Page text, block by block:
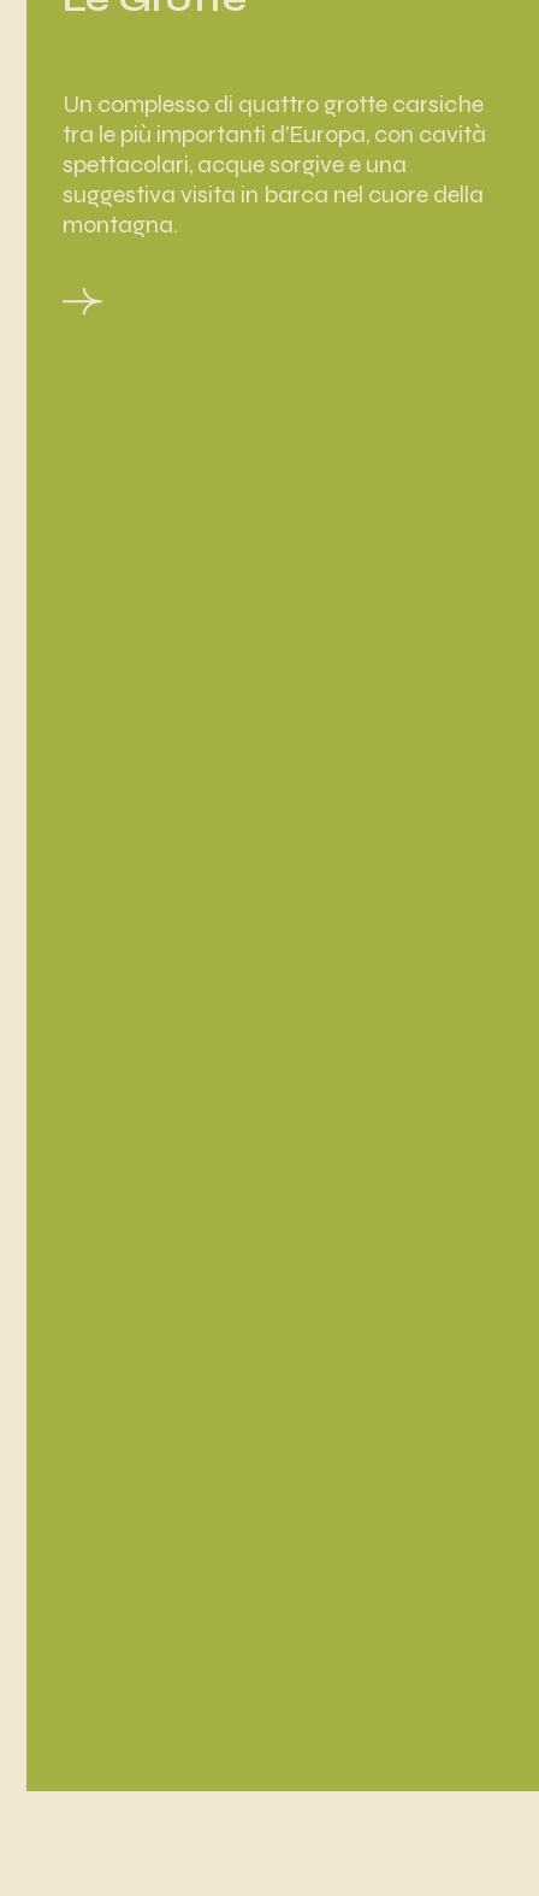
Un complesso di quattro grotte carsiche
tra le più importanti d’Europa, con cavità
spettacolari, acque sorgive e una
suggestiva visita in barca nel cuore della
montagna.